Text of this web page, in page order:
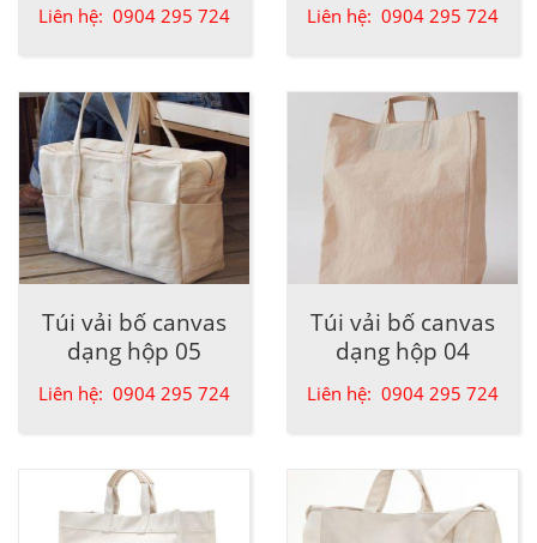
Liên hệ: 0904 295 724 Liên hệ: 0904 295 724
Túi vải bố canvas
dạng hộp 05
Liên hệ: 0904 295 724
Túi vải bố canvas
dạng hộp 04
Liên hệ: 0904 295 724